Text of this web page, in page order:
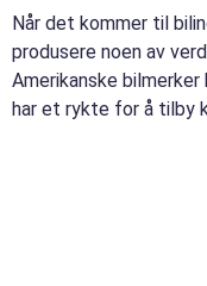
Når det kommer til
produsere noen av
Amerikanske
har et rykte for å tilby